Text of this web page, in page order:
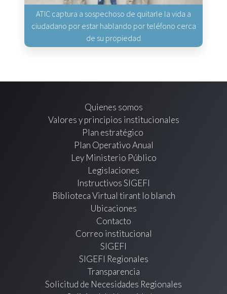
ATIC captura a sospechoso de quitarle la vida a
ciudadano por estar hablando por teléfono cerca
de su propiedad
Quienes somos
Valores y principios institucionales
Plan estratégico
Plan Operativo Anual
Ley Ministerio Público
Legislaciones
Instructivos SIGEFI
Biblioteca Virtual tirant lo blanch
Ubicaciones
Contacto
Correo institucional
SIGEFI
SIGEFI Regionales
Transparencia
Solicitud de Necesidades Regionales